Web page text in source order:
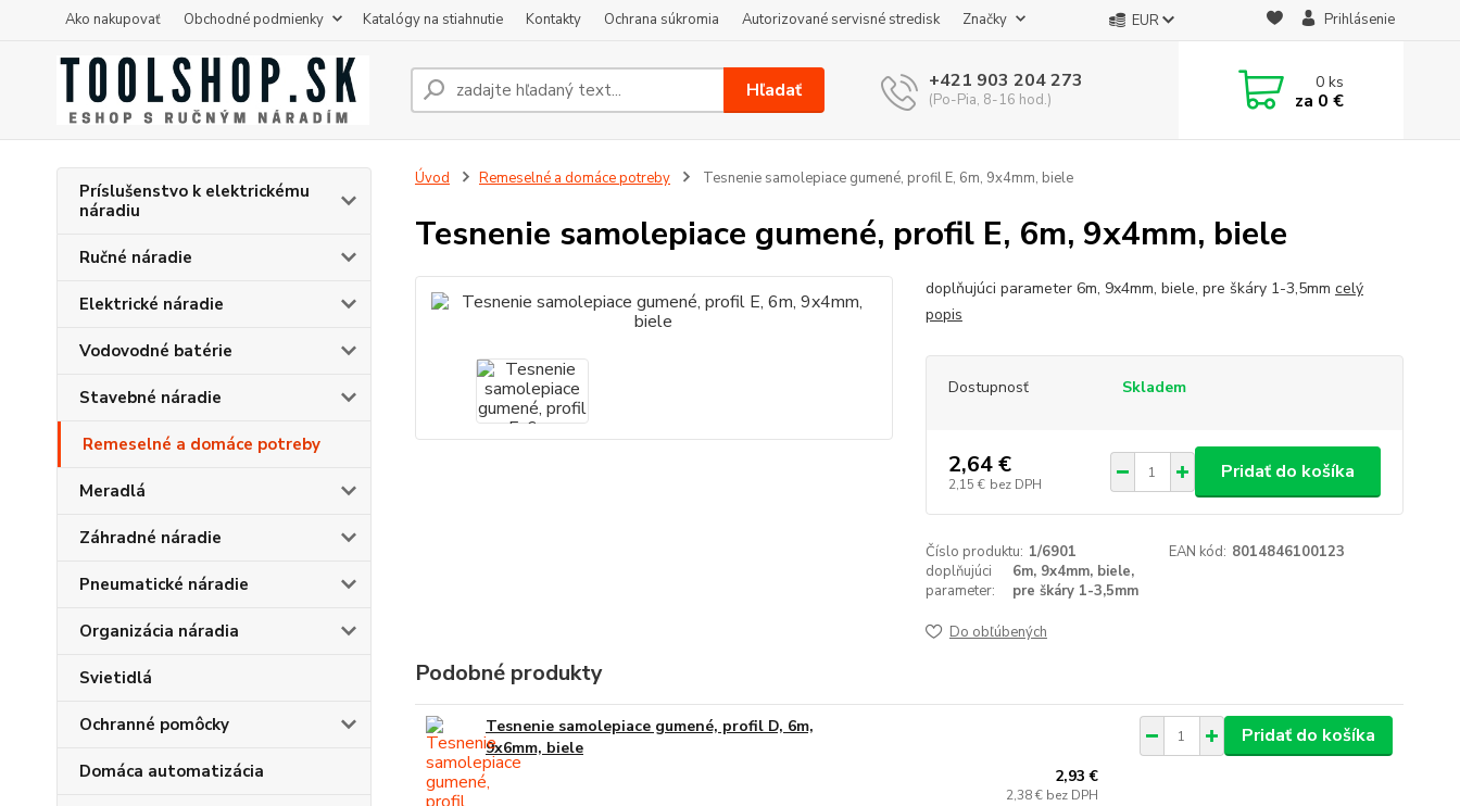
Ako nakupovať Obchodné podmienky Katalógy na stiahnutie Kontakty Ochrana súkromia Autorizované servisné stredisk Značky EUR Prihlásenie
Hľadať +421 903 204 273
(Po-Pia, 8-16 hod.)
0ks
za 0 €
Príslušenstvo k elektrickému
náradiu
Ručné náradie
Elektrické náradie
Vodovodné batérie
Stavebné náradie
Remeselné a domáce potreby
Meradlá
Záhradné náradie
Pneumatické náradie
Organizácia náradia
Svietidlá
Ochranné pomôcky
Domáca automatizácia
Úvod Remeselné a domáce potreby Tesnenie samolepiace gumené, profil E, 6m, 9x4mm, biele
Tesnenie samolepiace gumené, profil E, 6m, 9x4mm, biele
doplňujúci parameter 6m, 9x4mm, biele, pre škáry 1-3,5mm celý
popis
Dostupnosť Skladem
2,64 €
2,15 € bez DPH
Pridať do košíka
Číslo produktu: 1/6901 EAN kód: 8014846100123
doplňujúci
parameter:
6m, 9x4mm, biele,
pre škáry 1-3,5mm
Do obľúbených
Podobné produkty
Tesnenie samolepiace gumené, profil D, 6m,
9x6mm, biele
2,93 €
2,38 € bez DPH
Pridať do košíka